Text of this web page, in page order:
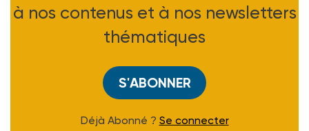
à nos contenus et à nos newsletters
thématiques
S'ABONNER
Déjà Abonné ? Se connecter